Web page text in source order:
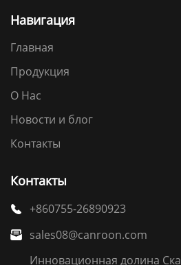
Навигация
Главная
Продукция
О Нас
Новости и блог
Контакты
Контакты
 +860755-26890923

sales08@canroon.com
Инновационная долина